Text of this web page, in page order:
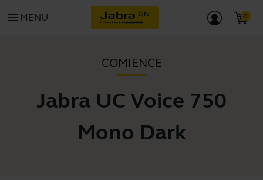
menu MENU
COMIENCE
Jabra UC Voice 750
Mono Dark